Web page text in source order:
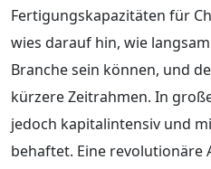
Fertigungskapazitäten für
wies darauf hin, wie
Branche sein können, und
kürzere Zeitrahmen. In
jedoch kapitalintensiv und
behaftet. Eine